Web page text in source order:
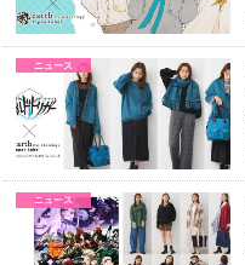
ニュース
ニュース